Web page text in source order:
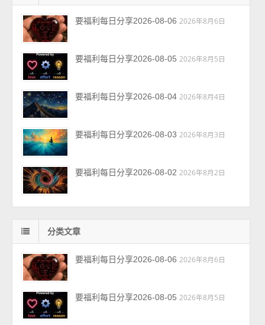
要福利每日分享2026-08-06 2026年8月6日
要福利每日分享2026-08-05 2026年8月5日
要福利每日分享2026-08-04 2026年8月4日
要福利每日分享2026-08-03 2026年8月3日
要福利每日分享2026-08-02 2026年8月2日
分类文章
要福利每日分享2026-08-06 2026年8月6日
要福利每日分享2026-08-05 2026年8月5日